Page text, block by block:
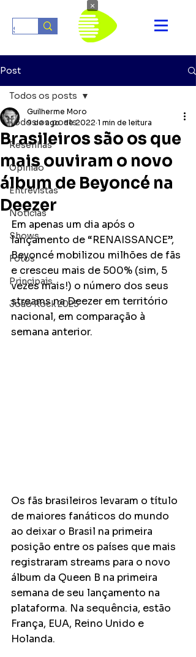
Post
Todos os posts
Resenhas
Opinião
Entrevistas
Notícias
Shows
Fotos
Principais
João Rock 2025
Todos os posts
Brasileiros são os que
mais ouviram o novo
álbum de Beyoncé na
Deezer
Guilherme Moro
9 de ago. de 2022 1 min de leitura
Em apenas um dia após o
lançamento de “RENAISSANCE”,
Beyoncé mobilizou milhões de fãs
e cresceu mais de 500% (sim, 5
vezes mais!) o número dos seus
streams na Deezer em território
nacional, em comparação à
semana anterior.
Os fãs brasileiros levaram o título
de maiores fanáticos do mundo
ao deixar o Brasil na primeira
posição entre os países que mais
registraram streams para o novo
álbum da Queen B na primeira
semana de seu lançamento na
plataforma. Na sequência, estão
França, EUA, Reino Unido e
Holanda.
×